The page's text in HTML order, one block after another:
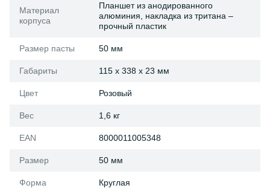
Материал
корпуса
Планшет из анодированного
алюминия, накладка из тритана –
прочный пластик
Размер пасты 50 мм
Габариты 115 x 338 x 23 мм
Цвет Розовый
Вес 1,6 кг
EAN 8000011005348
Размер 50 мм
Форма Круглая